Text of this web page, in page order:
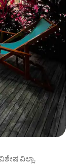
ವಿಲ್ಲಾ.